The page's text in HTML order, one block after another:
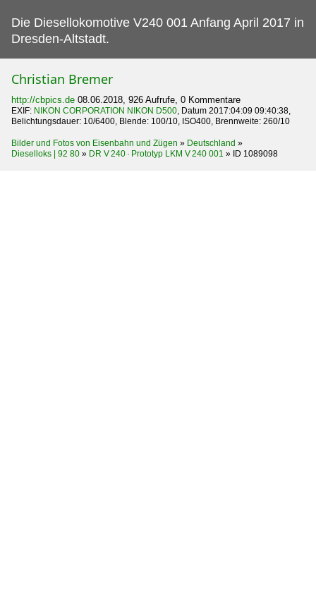
Die Diesellokomotive V240 001 Anfang April 2017 in
Dresden-Altstadt.
Christian Bremer
http://cbpics.de 08.06.2018, 926 Aufrufe, 0 Kommentare
EXIF: NIKON CORPORATION NIKON D500, Datum 2017:04:09 09:40:38,
Belichtungsdauer: 10/6400, Blende: 100/10, ISO400, Brennweite: 260/10
Bilder und Fotos von Eisenbahn und Zügen » Deutschland »
Dieselloks | 92 80 » DR V 240 · Prototyp LKM V 240 001 » ID 1089098